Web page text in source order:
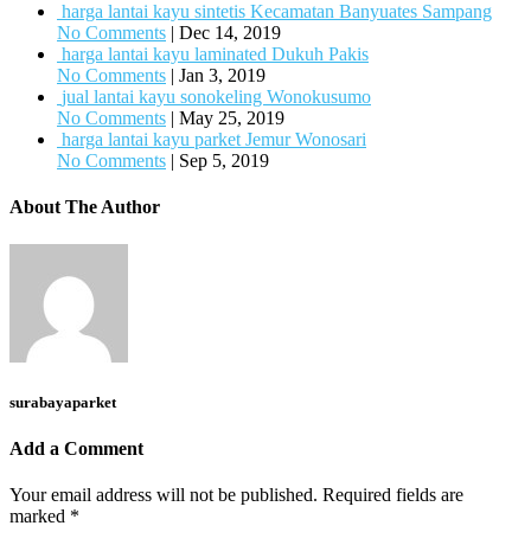
harga lantai kayu sintetis Kecamatan Banyuates Sampang
No Comments | Dec 14, 2019
harga lantai kayu laminated Dukuh Pakis
No Comments | Jan 3, 2019
jual lantai kayu sonokeling Wonokusumo
No Comments | May 25, 2019
harga lantai kayu parket Jemur Wonosari
No Comments | Sep 5, 2019
About The Author
surabayaparket
Add a Comment
Your email address will not be published. Required fields are
marked *